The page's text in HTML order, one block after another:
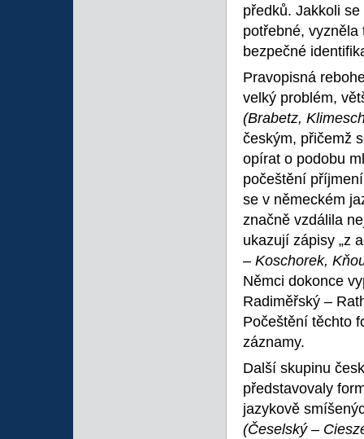
předků. Jakkoli
potřebné,
bezpečné
Pravopisná
velký problém,
(Brabetz,
českým, přičemž
opírat o podobu
počeštění
se v německém
značně vzdálila
ukazují zápisy „z
– Koschorek,
Němci dokonce
Radiměřský –
Počeštění těchto
záznamy.
Další skupinu
představovaly
jazykově
(Česelský –